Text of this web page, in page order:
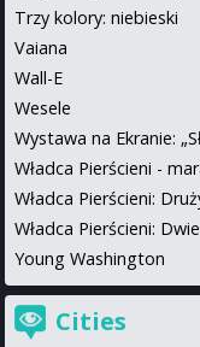
Trzy kolory: niebieski
Vaiana
Wall-E
Wesele
Wystawa na Ekranie:
Władca Pierścieni -
Władca Pierścieni:
Władca Pierścieni:
Young Washington
Cities